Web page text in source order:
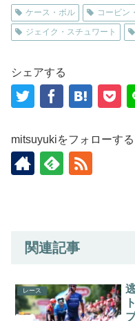
ケース・ボル
コービン
ジェイク・スチュワート
シェアする
mitsuyukiをフォローする
関連記事
レース